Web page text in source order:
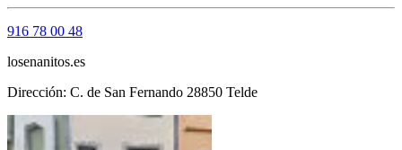
916 78 00 48
losenanitos.es
Dirección: C. de San Fernando 28850 Telde